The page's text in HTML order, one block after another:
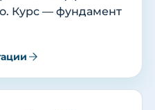
Курс — фундамент